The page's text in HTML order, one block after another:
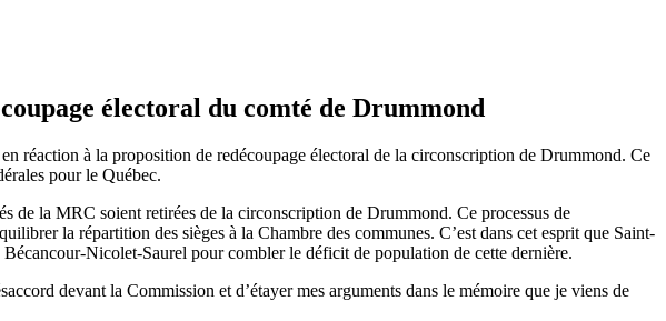
électoral du comté de Drummond
réaction à la proposition de redécoupage électoral de la circonscription de Drummond. Ce
pour le Québec.
de la MRC soient retirées de la circonscription de Drummond. Ce processus de
la répartition des sièges à la Chambre des communes. C’est dans cet esprit que Saint-
Nicolet-Saurel pour combler le déficit de population de cette dernière.
devant la Commission et d’étayer mes arguments dans le mémoire que je viens de